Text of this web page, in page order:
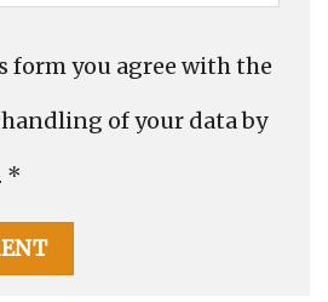
form you agree with the
of your data by
*